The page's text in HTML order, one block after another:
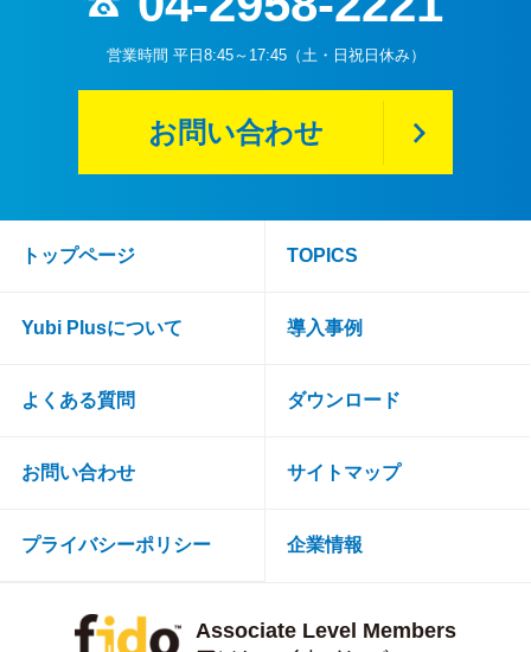
営業時間 平日8:45～17:45（土・日祝日休み）
お問い合わせ
トップページ TOPICS
Yubi Plusについて 導入事例
よくある質問 ダウンロード
お問い合わせ サイトマップ
プライバシーポリシー 企業情報
Associate Level Members